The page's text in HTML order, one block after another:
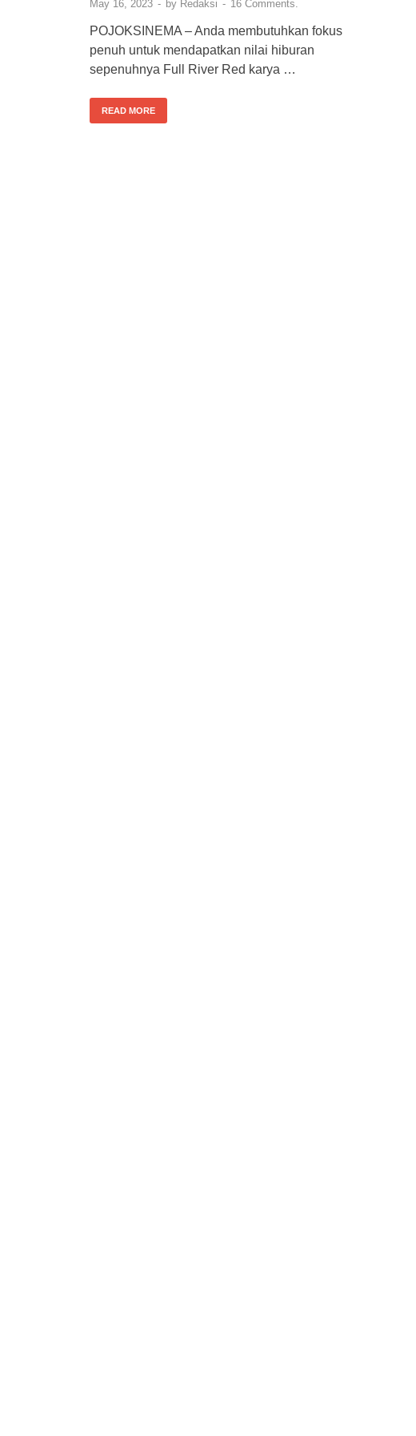
May 16, 2023 - by Redaksi - 16 Comments.
POJOKSINEMA – Anda membutuhkan fokus
penuh untuk mendapatkan nilai hiburan
sepenuhnya Full River Red karya …
READ MORE